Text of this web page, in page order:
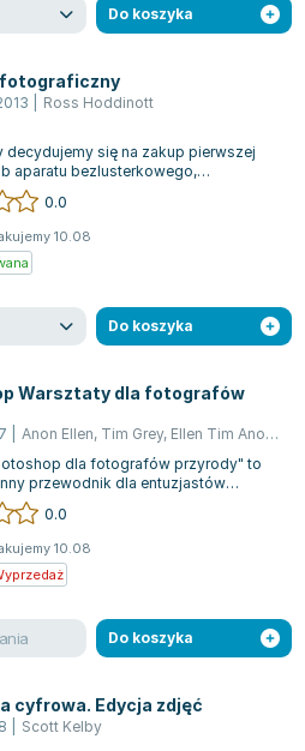
Do koszyka
fotograficzny
Ross Hoddinott
decydujemy się na zakup pierwszej
aparatu bezlusterkowego,
się, jak w pełni wykorzystać ic...
0.0
10.08
Do koszyka
Warsztaty dla fotografów
Anon Ellen, Tim Grey, Ellen Tim Anon Grey
dla fotografów przyrody" to
przewodnik dla entuzjastów
którzy chcą zgłębić taj...
0.0
10.08
Do koszyka
cyfrowa. Edycja zdjęć
Scott Kelby